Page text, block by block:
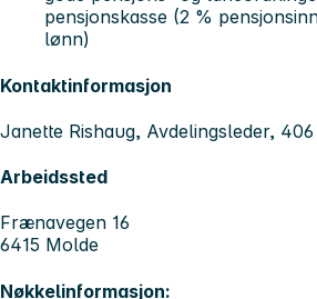
pensjonskasse (2 %
lønn)
Kontaktinformasjon
Janette Rishaug, Avdelingsleder,
Arbeidssted
Frænavegen 16
6415 Molde
Nøkkelinformasjon: